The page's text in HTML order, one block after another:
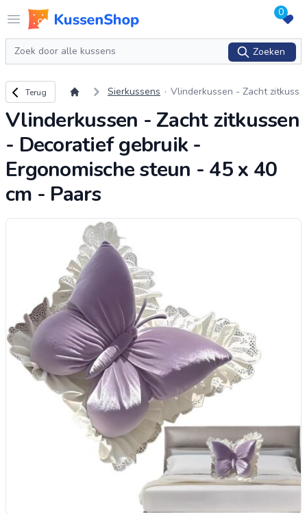
Open menu
Logo www.kussenshop.nl 0
Zoeken
Zoeken
Terug naar overzicht
Terug Sierkussens
Vlinderkussen - Zacht zitkuss
onomische steun - 45 x 40 c
Vlinderkussen - Zacht zitkussen
- Decoratief gebruik -
Ergonomische steun - 45 x 40
cm - Paars